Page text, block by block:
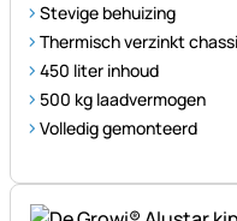
Stevige behuizing
Thermisch verzinkt
450 liter inhoud
500 kg laadvermogen
Volledig gemonteerd